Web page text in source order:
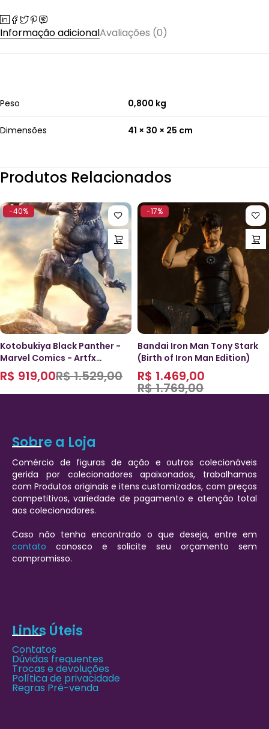
Informação adicionalAvaliações (0)
Peso 0,800 kg
Dimensões 41 × 30 × 25 cm
Produtos Relacionados
-40%
Kotobukiya Black Panther -
Marvel Comics - Artfx
Premier
R$1.529,00
R$ 919,00
-17%
Bandai Iron Man Tony Stark
(Birth of Iron Man Edition)
R$1.769,00
R$ 1.469,00
Sobre a Loja
Comércio de figuras de ação e outros colecionáveis
gerida por colecionadores apaixonados, trabalhamos
com Produtos originais e itens customizados, com preços
competitivos, variedade de pagamento e atenção total
aos colecionadores.
Caso não tenha encontrado o que deseja, entre em
contato conosco e solicite seu orçamento sem
compromisso.
Links Úteis
Contatos
Dúvidas frequentes
Trocas e devoluções
Política de privacidade
Regras Pré-venda